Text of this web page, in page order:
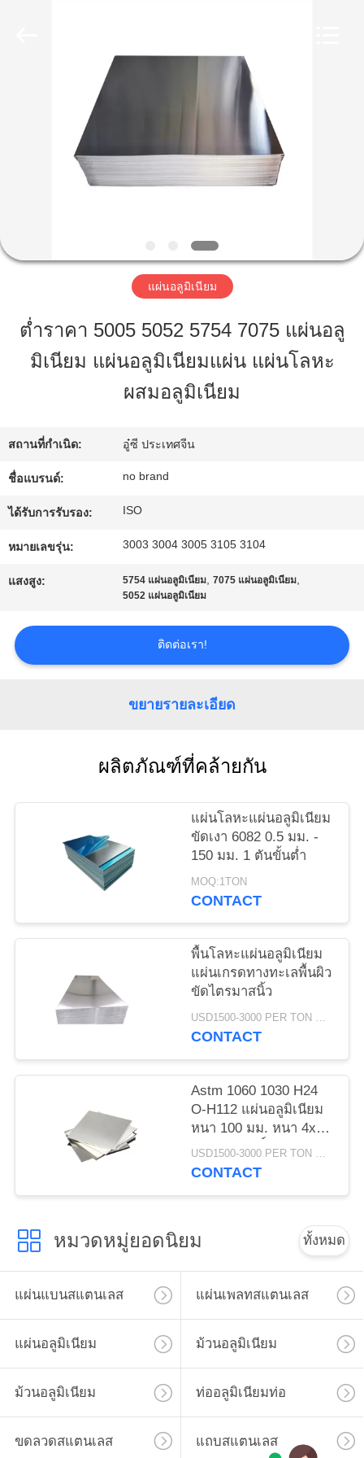
เรา
โรงงาน
การ
ควบคุม
คุณภาพ
ติดต่อ
แผนผัง
PRIVACY
แผ่นอลูมิเนียม
ต่ำราคา 5005 5052 5754 7075 แผ่นอลู
มิเนียม แผ่นอลูมิเนียมแผ่น แผ่นโลหะ
ผสมอลูมิเนียม
สถานที่กำเนิด: อู๋ซี ประเทศจีน
ชื่อแบรนด์: no brand
ได้รับการรับรอง: ISO
หมายเลขรุ่น: 3003 3004 3005 3105 3104
แสงสูง: 5754 แผ่นอลูมิเนียม,7075 แผ่นอลูมิเนียม,
5052 แผ่นอลูมิเนียม
ติดต่อเรา!
ขยายรายละเอียด
ผลิตภัณฑ์ที่คล้ายกัน
แผ่นโลหะแผ่นอลูมิเนียม
ขัดเงา 6082 0.5 มม. -
150 มม. 1 ตันขั้นต่ำ
MOQ:1TON
CONTACT
พื้นโลหะแผ่นอลูมิเนียม
แผ่นเกรดทางทะเลพื้นผิว
ขัดไตรมาสนิ้ว
USD1500-3000 PER TON MOQ:1ton
CONTACT
Astm 1060 1030 H24
O-H112 แผ่นอลูมิเนียม
หนา 100 มม. หนา 4x8
ความบริสุทธิ์สูง
USD1500-3000 PER TON MOQ:1ton
CONTACT
หมวดหมู่ยอดนิยม ทั้งหมด
แผ่นแบนสแตนเลส แผ่นเพลทสแตนเลส
แผ่นอลูมิเนียม ม้วนอลูมิเนียม
ม้วนอลูมิเนียม ท่ออลูมิเนียมท่อ
ขดลวดสแตนเลส แถบสแตนเลส